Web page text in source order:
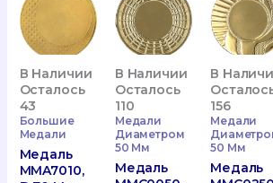
В Наличии
Осталось
43
Большие
Медали
Медаль
MMA7010,
В Наличии
Осталось
110
Медали
Диаметром
50 Мм
Медаль
В
156
Медали
50 Мм
Медаль